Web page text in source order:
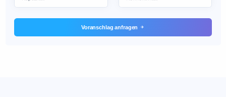
Voranschlag anfragen